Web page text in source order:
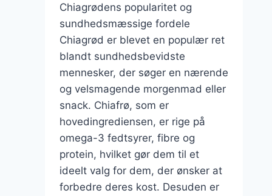
Chiagrødens popularitet og
sundhedsmæssige fordele
Chiagrød er blevet en populær ret
blandt sundhedsbevidste
mennesker, der søger en nærende
og velsmagende morgenmad eller
snack. Chiafrø, som er
hovedingrediensen, er rige på
omega-3 fedtsyrer, fibre og
protein, hvilket gør dem til et
ideelt valg for dem, der ønsker at
forbedre deres kost. Desuden er